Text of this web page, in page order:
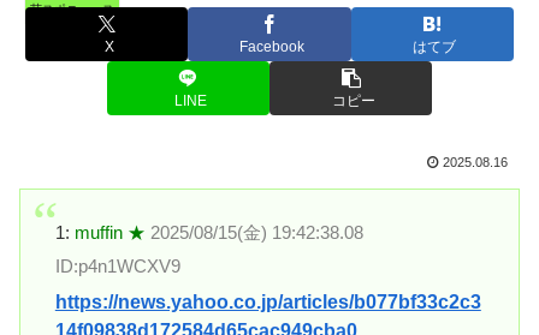
芸スポニュース
X Facebook はてブ
LINE コピー
2025.08.16
1: muffin ★ 2025/08/15(金) 19:42:38.08
ID:p4n1WCXV9
https://news.yahoo.co.jp/articles/b077bf33c2c3